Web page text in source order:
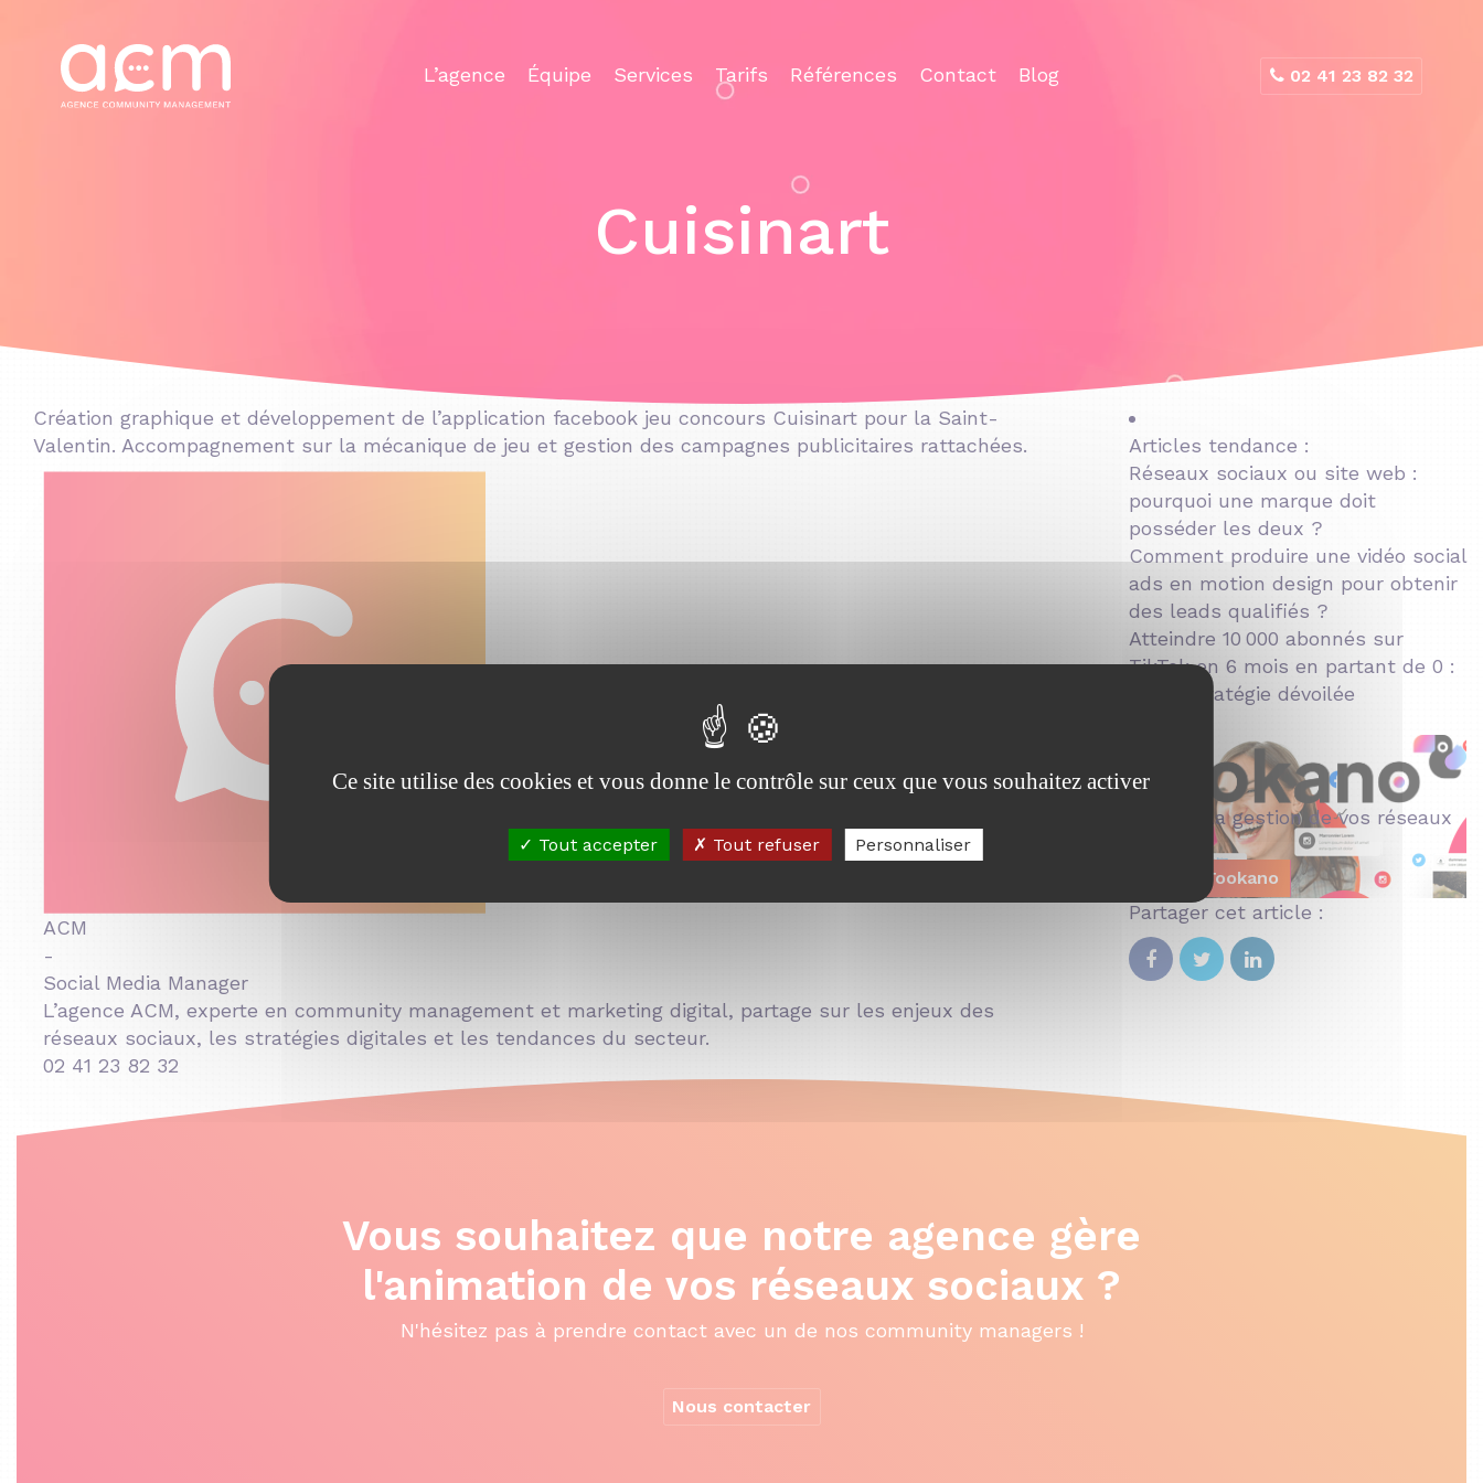
02 41 23 82 32
L’agence Équipe Services Tarifs Références Contact Blog
Cuisinart
Création graphique et développement de l’application facebook jeu concours Cuisinart pour la Saint-
Valentin. Accompagnement sur la mécanique de jeu et gestion des campagnes publicitaires rattachées.
ACM
-
Social Media Manager
L’agence ACM, experte en community management et marketing digital, partage sur les enjeux des
réseaux sociaux, les stratégies digitales et les tendances du secteur.
02 41 23 82 32
Articles tendance :
Réseaux sociaux ou site web :
pourquoi une marque doit
posséder les deux ?
Comment produire une vidéo social
ads en motion design pour obtenir
des leads qualifiés ?
Atteindre 10 000 abonnés sur
TikTok en 6 mois en partant de 0 :
notre stratégie dévoilée
Pour la gestion de vos réseaux
Tester Tookano
Partager cet article :
Vous souhaitez que notre agence gère
l'animation de vos réseaux sociaux ?
N'hésitez pas à prendre contact avec un de nos community managers !
Nous contacter
Ce site utilise des cookies et vous donne le contrôle sur ceux que vous souhaitez activer
Tout accepter Tout refuser Personnaliser